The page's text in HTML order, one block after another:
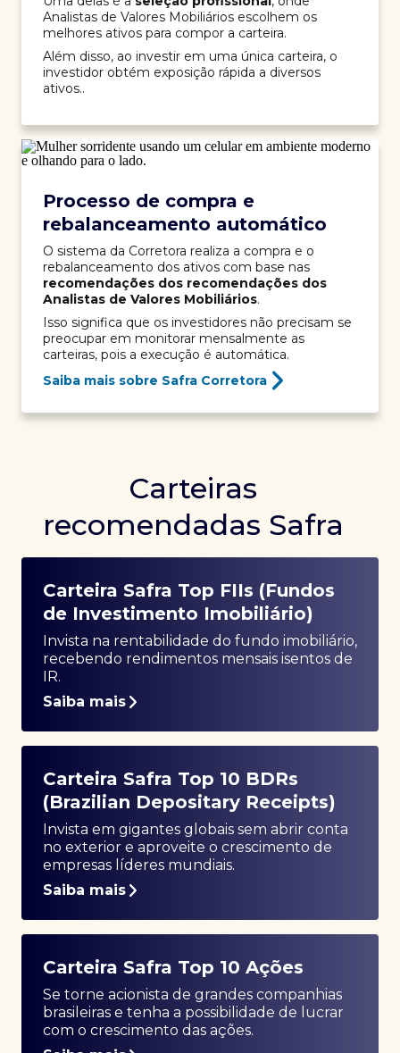
Analistas de Valores Mobiliários escolhem os
melhores ativos para compor a carteira.
Além disso, ao investir em uma única carteira, o
investidor obtém exposição rápida a diversos
ativos..
Processo de compra e
rebalanceamento automático
O sistema da Corretora realiza a compra e o
rebalanceamento dos ativos com base nas
recomendações dos recomendações dos
Analistas de Valores Mobiliários.
Isso significa que os investidores não precisam se
preocupar em monitorar mensalmente as
carteiras, pois a execução é automática.
Saiba mais sobre Safra Corretora
Carteiras
recomendadas Safra
Carteira Safra Top FIIs (Fundos
de Investimento Imobiliário)
Invista na rentabilidade do fundo imobiliário,
recebendo rendimentos mensais isentos de
IR.
Saiba mais
Carteira Safra Top 10 BDRs
(Brazilian Depositary Receipts)
Invista em gigantes globais sem abrir conta
no exterior e aproveite o crescimento de
empresas líderes mundiais.
Saiba mais
Carteira Safra Top 10 Ações
Se torne acionista de grandes companhias
brasileiras e tenha a possibilidade de lucrar
com o crescimento das ações.